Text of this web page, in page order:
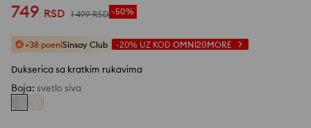
749 RSD 1 499 RSD -50%
+38 poeniSinsay Club -20% UZ KOD OMNI20MORE
Dukserica sa kratkim rukavima
Boja: svetlo siva